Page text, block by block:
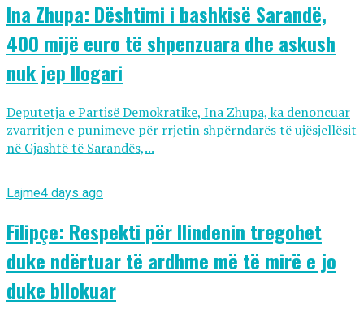
Ina Zhupa: Dështimi i bashkisë Sarandë,
400 mijë euro të shpenzuara dhe askush
nuk jep llogari
Deputetja e Partisë Demokratike, Ina Zhupa, ka denoncuar
zvarritjen e punimeve për rrjetin shpërndarës të ujësjellësit
në Gjashtë të Sarandës,...
Lajme4 days ago
Filipçe: Respekti për Ilindenin tregohet
duke ndërtuar të ardhme më të mirë e jo
duke bllokuar